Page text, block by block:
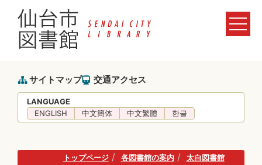
サイトマップ 交通アクセス
LANGUAGE
ENGLISH
中文簡体 中文繁體 한글
トップページ 各図書館の案内
太白図書館